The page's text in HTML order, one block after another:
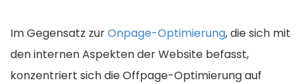
Im Gegensatz zurOnpage-Optimierung, die sich mit
den internen Aspekten der Website befasst,
konzentriert sich die Offpage-Optimierung auf